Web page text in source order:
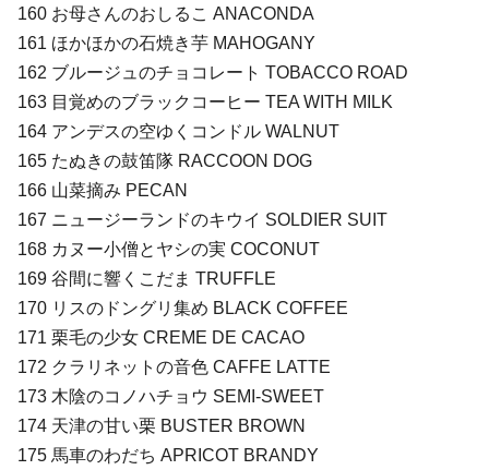
160 お母さんのおしるこ ANACONDA
161 ほかほかの石焼き芋 MAHOGANY
162 ブルージュのチョコレート TOBACCO ROAD
163 目覚めのブラックコーヒー TEA WITH MILK
164 アンデスの空ゆくコンドル WALNUT
165 たぬきの鼓笛隊 RACCOON DOG
166 山菜摘み PECAN
167 ニュージーランドのキウイ SOLDIER SUIT
168 カヌー小僧とヤシの実 COCONUT
169 谷間に響くこだま TRUFFLE
170 リスのドングリ集め BLACK COFFEE
171 栗毛の少女 CREME DE CACAO
172 クラリネットの音色 CAFFE LATTE
173 木陰のコノハチョウ SEMI-SWEET
174 天津の甘い栗 BUSTER BROWN
175 馬車のわだち APRICOT BRANDY